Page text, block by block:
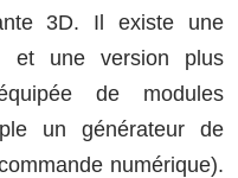
3D. Il existe une
et une version plus
de modules
un générateur de
numérique).